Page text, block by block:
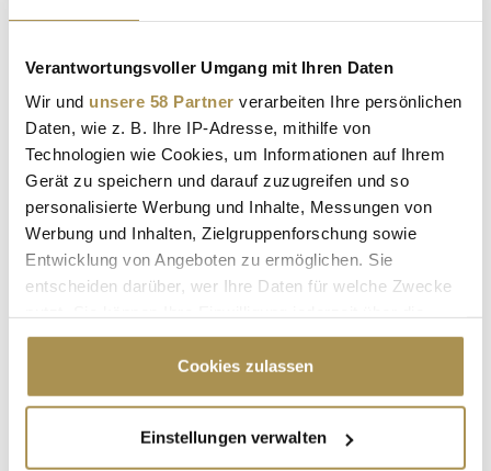
Verantwortungsvoller Umgang mit Ihren Daten
Wir und unsere 58 Partner verarbeiten Ihre persönlichen
Daten, wie z. B. Ihre IP-Adresse, mithilfe von
Technologien wie Cookies, um Informationen auf Ihrem
Gerät zu speichern und darauf zuzugreifen und so
personalisierte Werbung und Inhalte, Messungen von
Werbung und Inhalten, Zielgruppenforschung sowie
Entwicklung von Angeboten zu ermöglichen. Sie
entscheiden darüber, wer Ihre Daten für welche Zwecke
Cookie-Erklärung oder durch Klicken auf das Privacy
Trigger Symbol ändern oder widerrufen
Informationen über Ihre geografische Lage
Cookies zulassen
Einstellungen verwalten
bittet um Nominierungen für den nach ihr benannten
Margot-Friedländer-Preis. Dieser wird in diesem Jahr erstmals
verliehen und soll Menschen und Organisationen ehren, die
sich für Toleranz, Menschlichkeit und gegen Antisemitismus
sowie...
Stern-Preis 2024: Auszeichnungen für besten
Journalismus
In Hamburg wurden die diesjährigen Preisträger des Stern-
Preises 2024 bekannt gegeben. Unter den Geehrten sind
Journalisten der "Süddeutschen Zeitung" für ihre Recherchen
zur Flugblatt-Affäre um Hubert Aiwanger sowie Autoren, die
über Holocaust-Überlebende berichtet haben. Zahlreiche
geladene Gäste,...